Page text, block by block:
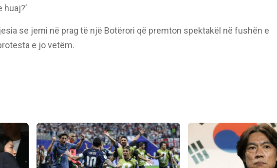
se jemi në prag të një Botërori që premton spektakël në fushën e
e jo vetëm.